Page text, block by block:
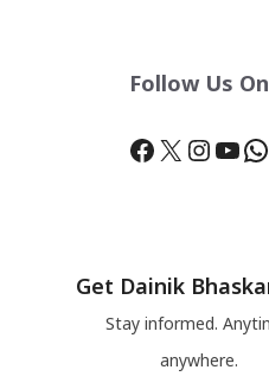
Follow Us On
Facebook
X
Get Dainik
Stay informed.
anywhere.